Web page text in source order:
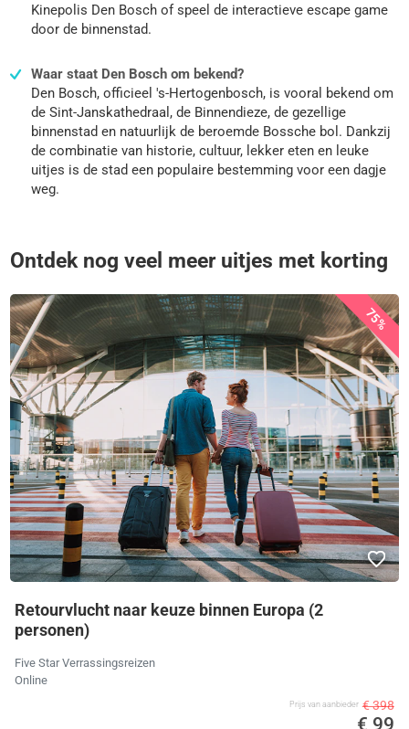
Kinepolis Den Bosch of speel de interactieve escape game
door de binnenstad.
Waar staat Den Bosch om bekend?
Den Bosch, officieel 's-Hertogenbosch, is vooral bekend om
de Sint-Janskathedraal, de Binnendieze, de gezellige
binnenstad en natuurlijk de beroemde Bossche bol. Dankzij
de combinatie van historie, cultuur, lekker eten en leuke
uitjes is de stad een populaire bestemming voor een dagje
weg.
Ontdek nog veel meer uitjes met korting
75%
Retourvlucht naar keuze binnen Europa (2
personen)
Five Star Verrassingsreizen
Online
Prijs van aanbieder € 398
€ 99